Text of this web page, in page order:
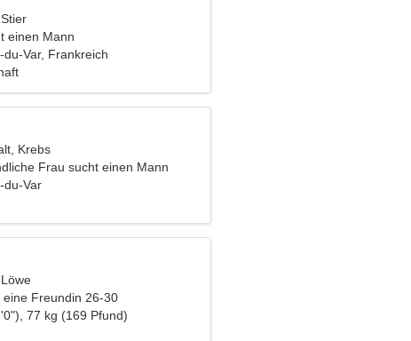
einen Mann
du-Var, Frankreich
Krebs
Frau sucht einen Mann
du-Var
eine Freundin 26-30
77 kg (169 Pfund)